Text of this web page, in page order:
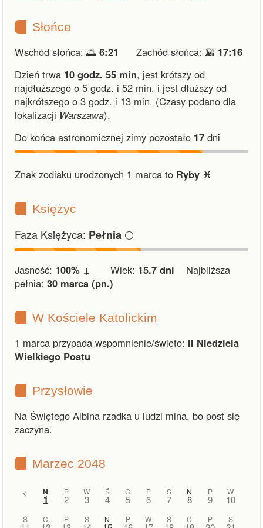
Słońce
Wschód słońca: 🌅 6:21 Zachód słońca: 🌇 17:16
Dzień trwa 10 godz. 55 min, jest krótszy od
najdłuższego o 5 godz. i 52 min. i jest dłuższy od
najkrótszego o 3 godz. i 13 min. (Czasy podano dla
lokalizacji Warszawa).
Do końca astronomicznej zimy pozostało 17 dni
Znak zodiaku urodzonych 1 marca to Ryby ♓︎
Księżyc
Faza Księżyca: Pełnia 🌕
Jasność: 100% ↓ Wiek: 15.7 dni Najbliższa
pełnia: 30 marca (pn.)
W Kościele Katolickim
1 marca przypada wspomnienie/święto: II Niedziela
Wielkiego Postu
Przysłowie
Na Świętego Albina rzadka u ludzi mina, bo post się
zaczyna.
Marzec 2048
< N
1
P
2
W
3
Ś
4
C
5
P
6
S
7
N
8
P
9
W
10
Ś C P S N P W Ś C P S